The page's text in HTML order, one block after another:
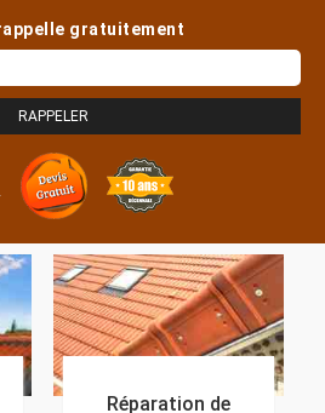
gratuitement
Réparation de